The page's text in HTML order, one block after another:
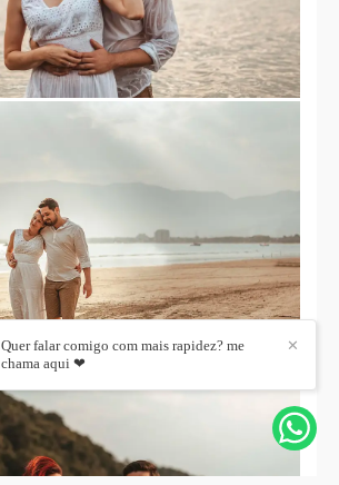
✕
Quer falar comigo com mais rapidez? me
chama aqui ❤